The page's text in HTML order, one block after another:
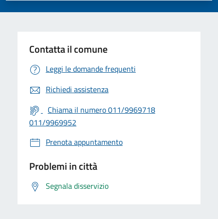
Contatta il comune
Leggi le domande frequenti
Richiedi assistenza
Chiama il numero 011/9969718
011/9969952
Prenota appuntamento
Problemi in città
Segnala disservizio